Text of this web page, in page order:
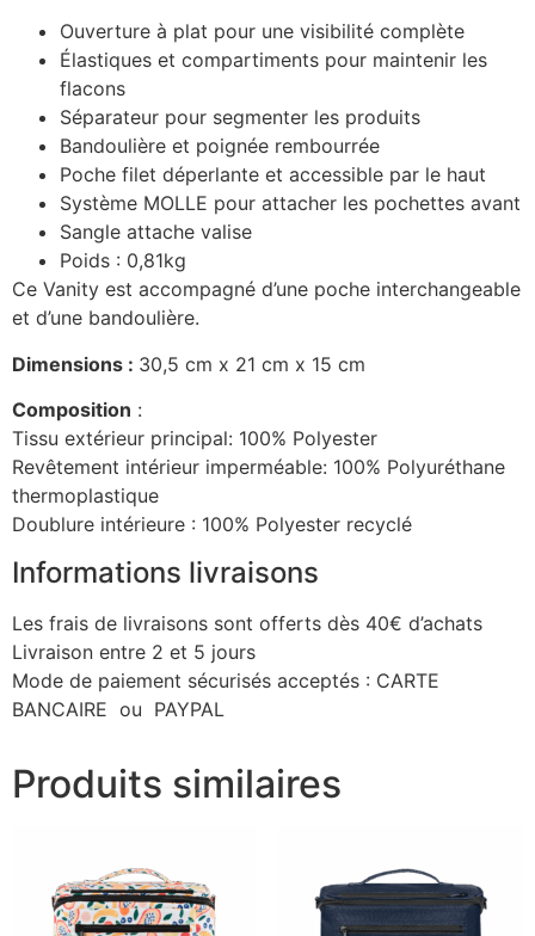
Ouverture à plat pour une visibilité complète
Élastiques et compartiments pour maintenir les
flacons
Séparateur pour segmenter les produits
Bandoulière et poignée rembourrée
Poche filet déperlante et accessible par le haut
Système MOLLE pour attacher les pochettes avant
Sangle attache valise
Poids : 0,81kg
Ce Vanity est accompagné d’une poche interchangeable
et d’une bandoulière.
Dimensions : 30,5 cm x 21 cm x 15 cm
Composition :
Tissu extérieur principal: 100% Polyester
Revêtement intérieur imperméable: 100% Polyuréthane
thermoplastique
Doublure intérieure : 100% Polyester recyclé
Informations livraisons
Les frais de livraisons sont offerts dès 40€ d’achats
Livraison entre 2 et 5 jours
Mode de paiement sécurisés acceptés : CARTE
BANCAIRE ou PAYPAL
Produits similaires